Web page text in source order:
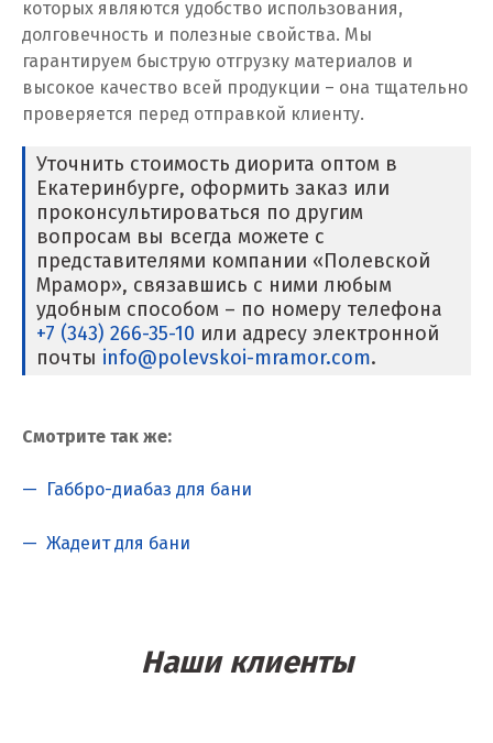
Курск
Кушва
Л
Лангепас
Липецк
Лобня
Лыткарино
Люберцы
Магнитогорск
Махачкала
Мегион
которых являются удобство использования,
долговечность и полезные свойства. Мы
гарантируем быструю отгрузку материалов и
высокое качество всей продукции – она тщательно
проверяется перед отправкой клиенту.
Уточнить стоимость диорита оптом в
Екатеринбурге, оформить заказ или
проконсультироваться по другим
вопросам вы всегда можете с
представителями компании «Полевской
Мрамор», связавшись с ними любым
удобным способом – по номеру телефона
+7 (343) 266-35-10 или адресу электронной
почты info@polevskoi-mramor.com.
Смотрите так же:
Габбро-диабаз для бани
Жадеитдля бани
Наши клиенты